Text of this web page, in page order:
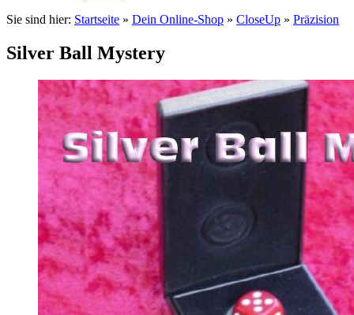
Sie sind hier: Startseite » Dein Online-Shop » CloseUp » Präzision
Silver Ball Mystery